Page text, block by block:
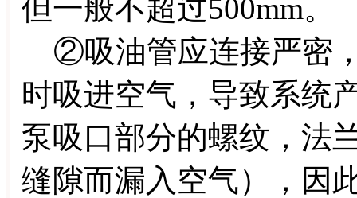
但一般不超过500mm。
②吸油管应连接严密
时吸进空气，导致系统
泵吸口部分的螺纹，法
缝隙而漏入空气），因